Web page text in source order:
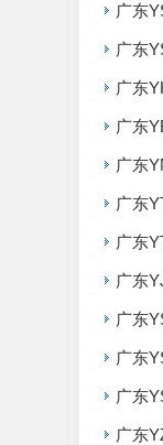
广东
广东
广东
广东
广东
广东
广东
广东
广东
广东
广东
广东